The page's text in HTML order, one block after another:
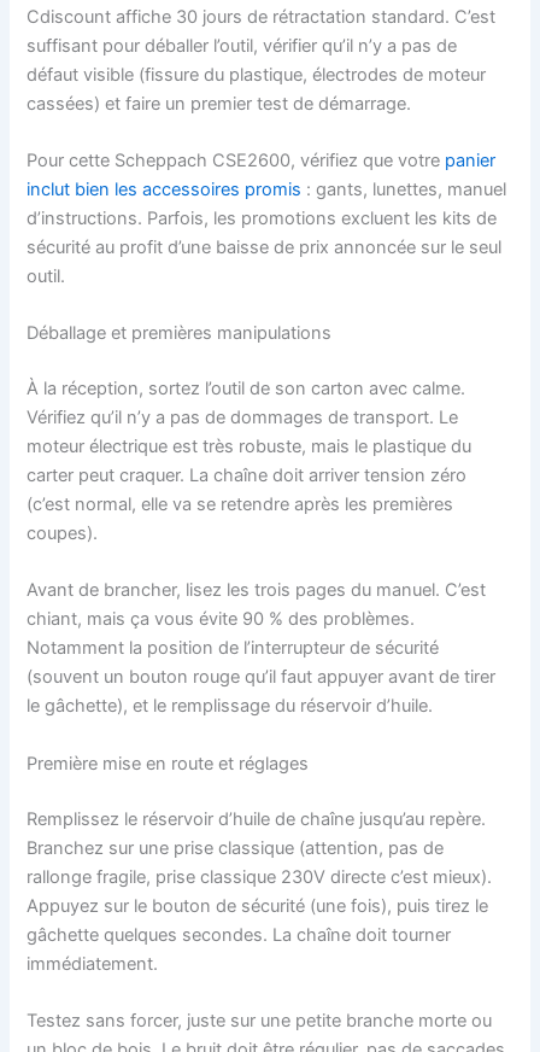
Cdiscount affiche 30 jours de rétractation standard. C’est
suffisant pour déballer l’outil, vérifier qu’il n’y a pas de
défaut visible (fissure du plastique, électrodes de moteur
cassées) et faire un premier test de démarrage.
Pour cette Scheppach CSE2600, vérifiez que votre panier
inclut bien les accessoires promis : gants, lunettes, manuel
d’instructions. Parfois, les promotions excluent les kits de
sécurité au profit d’une baisse de prix annoncée sur le seul
outil.
Déballage et premières manipulations
À la réception, sortez l’outil de son carton avec calme.
Vérifiez qu’il n’y a pas de dommages de transport. Le
moteur électrique est très robuste, mais le plastique du
carter peut craquer. La chaîne doit arriver tension zéro
(c’est normal, elle va se retendre après les premières
coupes).
Avant de brancher, lisez les trois pages du manuel. C’est
chiant, mais ça vous évite 90 % des problèmes.
Notamment la position de l’interrupteur de sécurité
(souvent un bouton rouge qu’il faut appuyer avant de tirer
le gâchette), et le remplissage du réservoir d’huile.
Première mise en route et réglages
Remplissez le réservoir d’huile de chaîne jusqu’au repère.
Branchez sur une prise classique (attention, pas de
rallonge fragile, prise classique 230V directe c’est mieux).
Appuyez sur le bouton de sécurité (une fois), puis tirez le
gâchette quelques secondes. La chaîne doit tourner
immédiatement.
Testez sans forcer, juste sur une petite branche morte ou